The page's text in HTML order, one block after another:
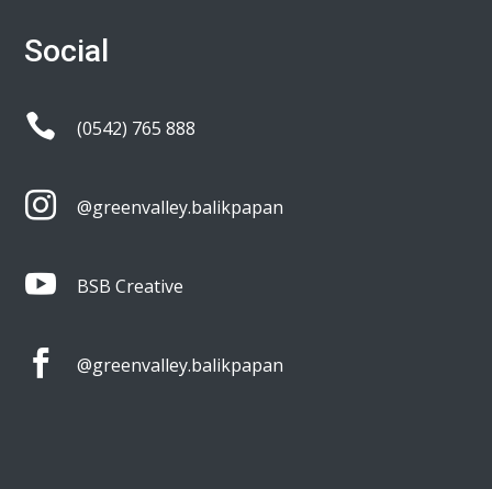
Social
 (0542) 765 888
 @greenvalley.balikpapan
 BSB Creative
 @greenvalley.balikpapan